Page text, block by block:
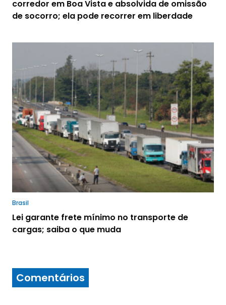
corredor em Boa Vista e absolvida de omissão
de socorro; ela pode recorrer em liberdade
Brasil
Lei garante frete mínimo no transporte de
cargas; saiba o que muda
Comentários